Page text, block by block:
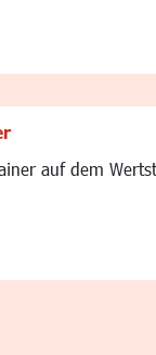
auf dem